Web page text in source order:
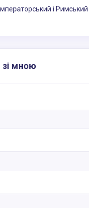
Імператорський і
зі мною